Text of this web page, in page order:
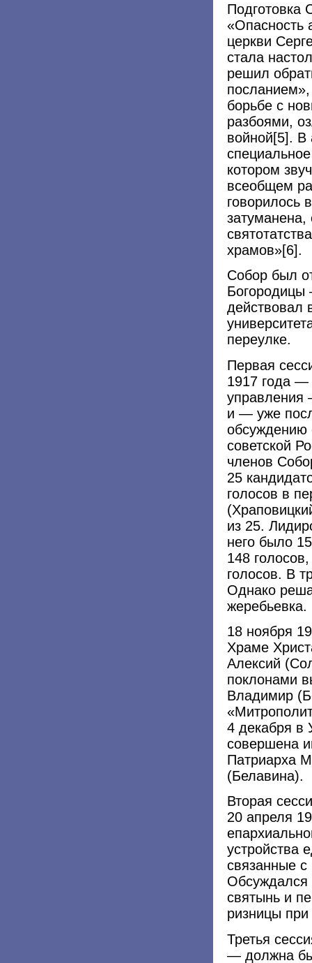
Подготовка
«Опасность
церкви
стала
решил
борьбе с
разбоями,
войной[5]. В
котором
всеобщем
говорилось
храмов»[6].
Собор был
Богородицы
действовал
переулке.
Первая
1917 года —
управления
и — уже
обсуждению
советской
членов
25
голосов в
из 25.
него было
148
голосов. В
Однако
жеребьевка.
18 ноября
Храме
Алексий
поклонами
Владимир
4 декабря в
совершена
Патриарха
(Белавина).
Вторая
20 апреля
устройства
связанные
Обсуждался
святынь и
ризницы
Третья
— должна